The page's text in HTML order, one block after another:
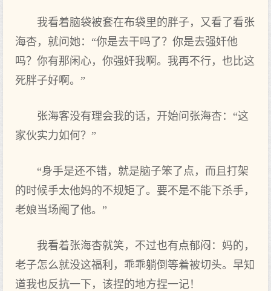
我看着脑袋被套在布袋里的胖子，又看了看张
海杏，就问她：“你是去干吗了？你是去强奸他
吗？你有那闲心，你强奸我啊。我再不行，也比这
死胖子好啊。”
张海客没有理会我的话，开始问张海杏：“这
家伙实力如何？”
“身手是还不错，就是脑子笨了点，而且打架
的时候手太他妈的不规矩了。要不是不能下杀手，
老娘当场阉了他。”
我看着张海杏就笑，不过也有点郁闷：妈的，
老子怎么就没这福利，乖乖躺倒等着被切头。早知
道我也反抗一下，该捏的地方捏一记！